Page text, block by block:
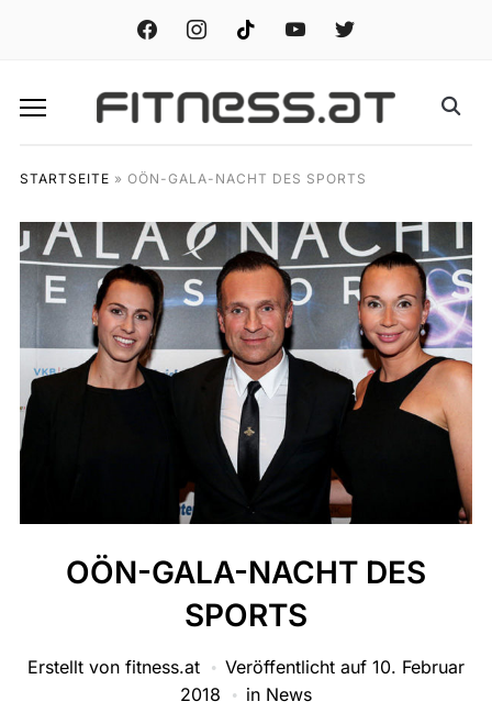
facebook instagramtiktok youtube twitter
STARTSEITE » OÖN-GALA-NACHT DES SPORTS
OÖN-GALA-NACHT DES
SPORTS
Erstellt von fitness.at Veröffentlicht auf 10. Februar
2018
in News